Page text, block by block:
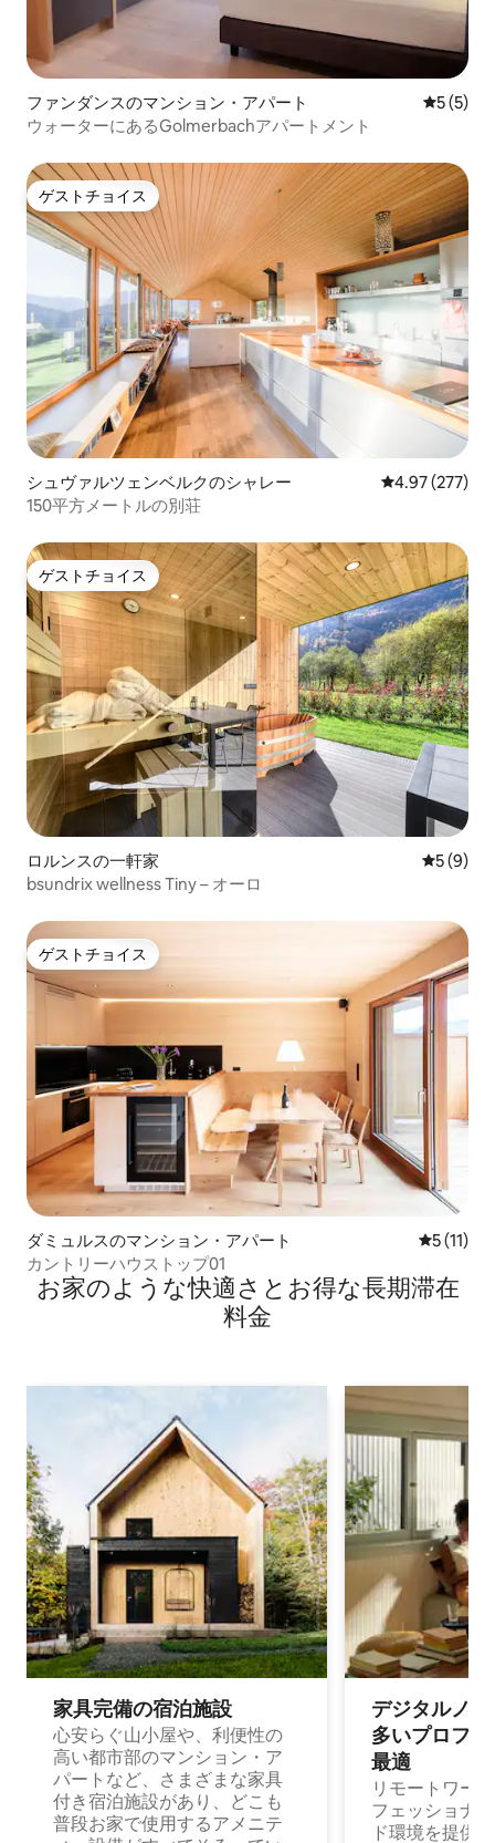
ファンダンスのマンション・アパート レビュー
5 (5)
ウォーターにあるGolmerbachアパートメント
ゲストチョイス
ゲストチョイス
シュヴァルツェンベルクのシャレー レビュー277
4.97 (277)
150平方メートルの別荘
ゲストチョイス
ゲストチョイス
ロルンスの一軒家 レビュー
5 (9)
bsundrix wellness Tiny – オーロ
ゲストチョイス
ゲストチョイス
ダミュルスのマンション・アパート レビュー
5 (11)
カントリーハウストップ01
お家のような快⁠適⁠さ⁠とお⁠得⁠な長⁠期⁠滞⁠在
料⁠金
家具完備の宿⁠泊⁠施⁠設
心安らぐ山小屋や、利便性の
高い都市部のマンション・ア
パートなど、さまざまな家具
付き宿泊施設があり、どこも
普段お家で使用するアメニテ
デジタルノ
多⁠いプ⁠ロ⁠フ⁠
最⁠適
リモートワー
フェッショナ
ド環境を提供